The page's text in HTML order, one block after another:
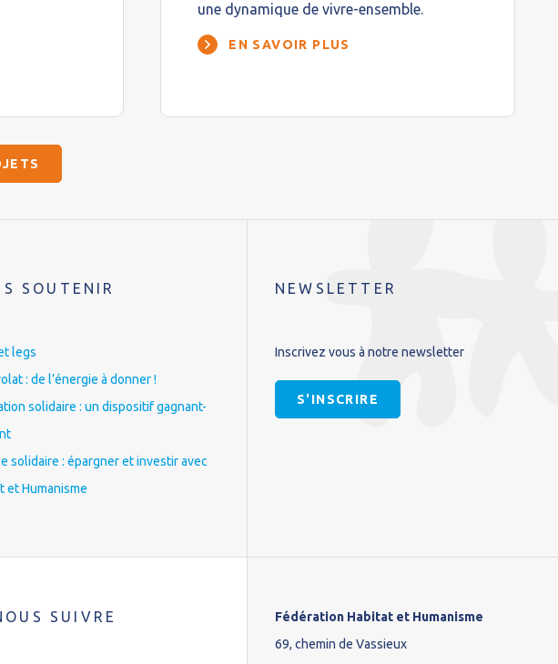
une dynamique de vivre-ensemble.
EN SAVOIR PLUS
SOUTENIR
legs
: de l’énergie à donner !
solidaire : un dispositif gagnant-
solidaire : épargner et investir avec
et Humanisme
NEWSLETTER
Inscrivez vous à notre newsletter
S'INSCRIRE
SUIVRE
Fédération Habitat et Humanisme
69, chemin de Vassieux